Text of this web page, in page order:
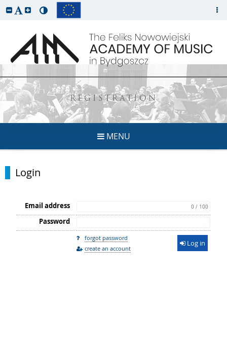
REGISTRATION
MENU
Login
Email address 0 / 100
Password
forgot password
create an account
Log in